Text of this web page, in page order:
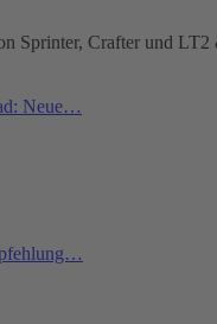
Sprinter, Crafter und
Neue…